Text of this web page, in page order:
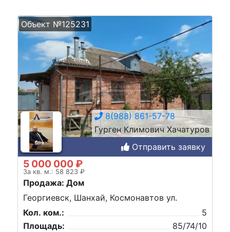
Объект №125231
8(988) 861-57-78
Гурген Климович Хачатуров
Отправить заявку
5 000 000 ₽
За кв. м.: 58 823 ₽
Продажа: Дом
Георгиевск, Шанхай, Космонавтов ул.
Кол. ком.:
5
Площадь:
85/74/10